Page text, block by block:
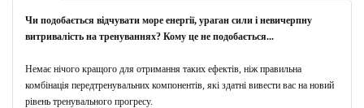
Чи подобається відчувати море енергії, ураган сили і невичерпну
витривалість на тренуваннях? Кому це не подобається...
Немає нічого кращого для отримання таких ефектів, ніж правильна
комбінація передтренувальних компонентів, які здатні вивести вас на новий
рівень тренувального прогресу.